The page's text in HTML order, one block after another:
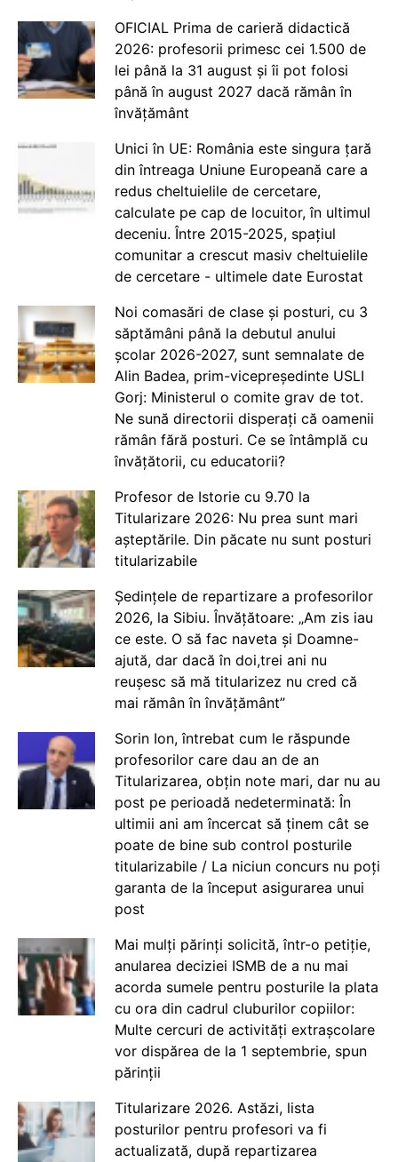
OFICIAL Prima de carieră didactică
2026: profesorii primesc cei 1.500 de
lei până la 31 august și îi pot folosi
până în august 2027 dacă rămân în
învățământ
Unici în UE: România este singura țară
din întreaga Uniune Europeană care a
redus cheltuielile de cercetare,
calculate pe cap de locuitor, în ultimul
deceniu. Între 2015-2025, spațiul
comunitar a crescut masiv cheltuielile
de cercetare - ultimele date Eurostat
Noi comasări de clase și posturi, cu 3
săptămâni până la debutul anului
școlar 2026-2027, sunt semnalate de
Alin Badea, prim-vicepreședinte USLI
Gorj: Ministerul o comite grav de tot.
Ne sună directorii disperați că oamenii
rămân fără posturi. Ce se întâmplă cu
învățătorii, cu educatorii?
Profesor de Istorie cu 9.70 la
Titularizare 2026: Nu prea sunt mari
așteptările. Din păcate nu sunt posturi
titularizabile
Ședințele de repartizare a profesorilor
2026, la Sibiu. Învățătoare: „Am zis iau
ce este. O să fac naveta și Doamne-
ajută, dar dacă în doi,trei ani nu
reușesc să mă titularizez nu cred că
mai rămân în învățământ”
Sorin Ion, întrebat cum le răspunde
profesorilor care dau an de an
Titularizarea, obțin note mari, dar nu au
post pe perioadă nedeterminată: În
ultimii ani am încercat să ținem cât se
poate de bine sub control posturile
titularizabile / La niciun concurs nu poți
garanta de la început asigurarea unui
post
Mai mulți părinți solicită, într-o petiție,
anularea deciziei ISMB de a nu mai
acorda sumele pentru posturile la plata
cu ora din cadrul cluburilor copiilor:
Multe cercuri de activități extrașcolare
vor dispărea de la 1 septembrie, spun
părinții
Titularizare 2026. Astăzi, lista
posturilor pentru profesori va fi
actualizată, după repartizarea